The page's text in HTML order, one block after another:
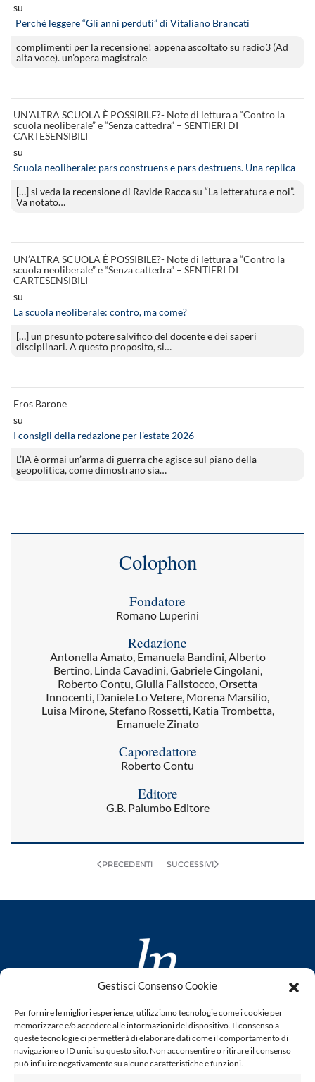
Gestisci Consenso Cookie
Per fornire le migliori esperienze, utilizziamo tecnologie come i cookie per
memorizzare e/o accedere alle informazioni del dispositivo. Il consenso a
queste tecnologie ci permetterà di elaborare dati come il comportamento di
navigazione o ID unici su questo sito. Non acconsentire o ritirare il consenso
può influire negativamente su alcune caratteristiche e funzioni.
su
Perché leggere “Gli anni perduti” di Vitaliano Brancati
complimenti per la recensione! appena ascoltato su radio3 (Ad
alta voce). un’opera magistrale
UN’ALTRA SCUOLA È POSSIBILE?- Note di lettura a “Contro la
scuola neoliberale” e “Senza cattedra” – SENTIERI DI
CARTESENSIBILI
su
Scuola neoliberale: pars construens e pars destruens. Una replica
[…] si veda la recensione di Ravide Racca su “La letteratura e noi”.
Va notato…
UN’ALTRA SCUOLA È POSSIBILE?- Note di lettura a “Contro la
scuola neoliberale” e “Senza cattedra” – SENTIERI DI
CARTESENSIBILI
su
La scuola neoliberale: contro, ma come?
[…] un presunto potere salvifico del docente e dei saperi
disciplinari. A questo proposito, si…
Eros Barone
su
I consigli della redazione per l’estate 2026
L’IA è ormai un’arma di guerra che agisce sul piano della
geopolitica, come dimostrano sia…
Colophon
Fondatore
Romano Luperini
Redazione
Antonella Amato, Emanuela Bandini, Alberto
Bertino, Linda Cavadini, Gabriele Cingolani,
Roberto Contu, Giulia Falistocco, Orsetta
Innocenti, Daniele Lo Vetere, Morena Marsilio,
Luisa Mirone, Stefano Rossetti, Katia Trombetta,
Emanuele Zinato
Caporedattore
Roberto Contu
Editore
G.B. Palumbo Editore
PRECEDENTI SUCCESSIVI
www.laletteraturaenoi.it
fondato da Romano Luperini
Questo blog non rappresenta una testata giornalistica in
quanto viene aggiornato senza alcuna periodicità. Non può